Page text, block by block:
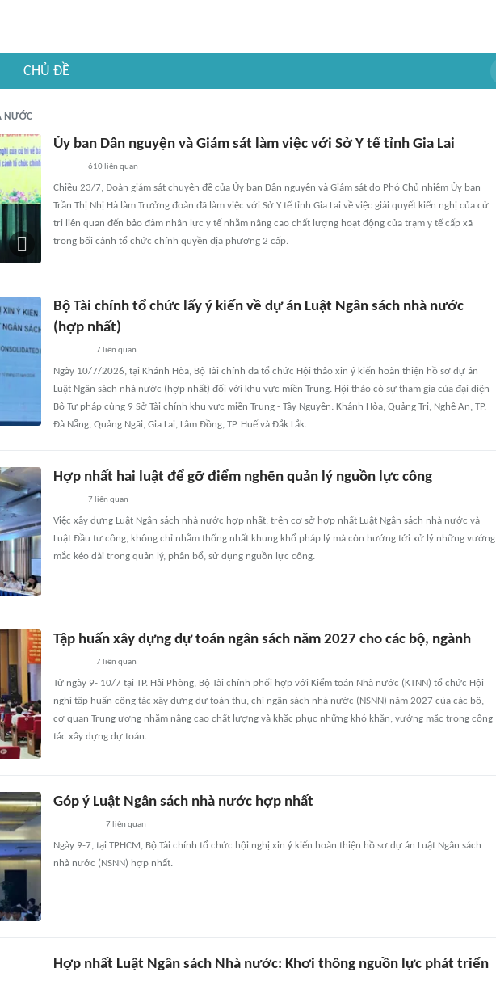
CHỦ ĐỀ
NƯỚC
Ủy ban Dân nguyện và Giám sát làm việc với Sở Y tế tỉnh Gia Lai
610liên quan
Chiều 23/7, Đoàn giám sát chuyên đề của Ủy ban Dân nguyện và Giám sát do Phó Chủ nhiệm Ủy ban
Trần Thị Nhị Hà làm Trưởng đoàn đã làm việc với Sở Y tế tỉnh Gia Lai về việc giải quyết kiến nghị của cử
tri liên quan đến bảo đảm nhân lực y tế nhằm nâng cao chất lượng hoạt động của trạm y tế cấp xã
trong bối cảnh tổ chức chính quyền địa phương 2 cấp.
Bộ Tài chính tổ chức lấy ý kiến về dự án Luật Ngân sách nhà nước
(hợp nhất)
7 liên quan
Ngày 10/7/2026, tại Khánh Hòa, Bộ Tài chính đã tổ chức Hội thảo xin ý kiến hoàn thiện hồ sơ dự án
Luật Ngân sách nhà nước (hợp nhất) đối với khu vực miền Trung. Hội thảo có sự tham gia của đại diện
Bộ Tư pháp cùng 9 Sở Tài chính khu vực miền Trung - Tây Nguyên: Khánh Hòa, Quảng Trị, Nghệ An, TP.
Đà Nẵng, Quảng Ngãi, Gia Lai, Lâm Đồng, TP. Huế và Đắk Lắk.
Hợp nhất hai luật để gỡ điểm nghẽn quản lý nguồn lực công
7liên quan
Việc xây dựng Luật Ngân sách nhà nước hợp nhất, trên cơ sở hợp nhất Luật Ngân sách nhà nước và
Luật Đầu tư công, không chỉ nhằm thống nhất khung khổ pháp lý mà còn hướng tới xử lý những vướng
mắc kéo dài trong quản lý, phân bổ, sử dụng nguồn lực công.
Tập huấn xây dựng dự toán ngân sách năm 2027 cho các bộ, ngành
7 liên quan
Từ ngày 9- 10/7 tại TP. Hải Phòng, Bộ Tài chính phối hợp với Kiểm toán Nhà nước (KTNN) tổ chức Hội
nghị tập huấn công tác xây dựng dự toán thu, chi ngân sách nhà nước (NSNN) năm 2027 của các bộ,
cơ quan Trung ương nhằm nâng cao chất lượng và khắc phục những khó khăn, vướng mắc trong công
tác xây dựng dự toán.
Góp ý Luật Ngân sách nhà nước hợp nhất
7liên quan
Ngày 9-7, tại TPHCM, Bộ Tài chính tổ chức hội nghị xin ý kiến hoàn thiện hồ sơ dự án Luật Ngân sách
nhà nước (NSNN) hợp nhất.
Hợp nhất Luật Ngân sách Nhà nước: Khơi thông nguồn lực phát triển